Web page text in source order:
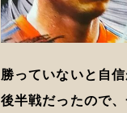
勝っていないと自
後半戦だったので